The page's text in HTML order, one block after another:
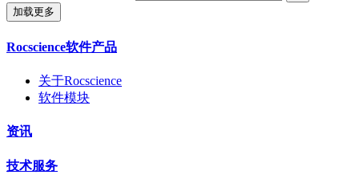
加载更多
Rocscience软件产品
关于Rocscience
软件模块
资讯
技术服务